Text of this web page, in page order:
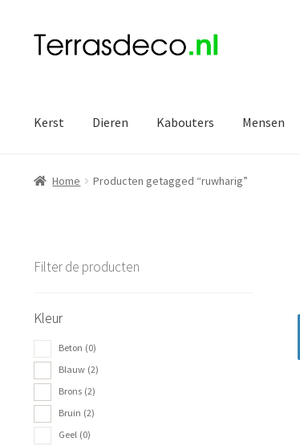
Ga
Ga
Kerst Dieren Kabouters Mensen
Home Producten getagged “ruwharig”
Filter de producten
Kleur
Beton (0)
Blauw (2)
Brons (2)
Bruin (2)
Geel (0)